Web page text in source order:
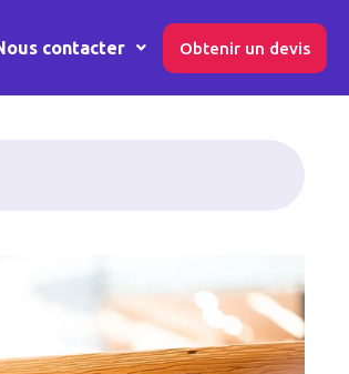
contacter Obtenir un devis